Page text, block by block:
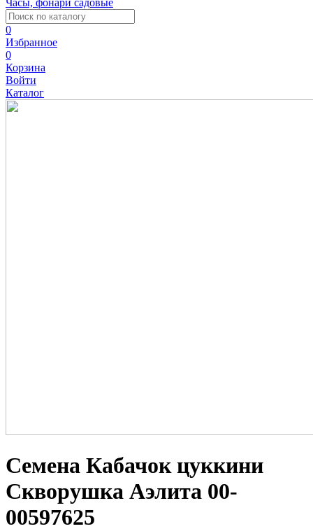
Часы, фонари садовые
0
Избранное
0
Корзина
Войти
Каталог
Семена Кабачок цуккини
Скворушка Аэлита 00-
00597625